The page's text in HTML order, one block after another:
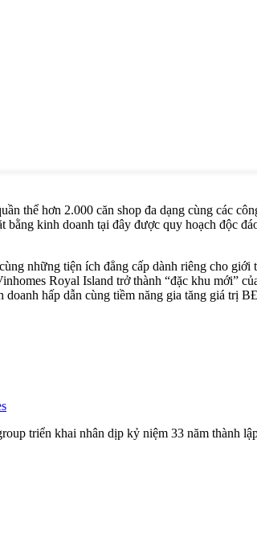
thể hơn 2.000 căn shop đa dạng cùng các
kinh doanh tại đây được quy hoạch độc
những tiện ích đẳng cấp dành riêng cho
Royal Island trở thành “đặc khu mới”
hấp dẫn cùng tiềm năng gia tăng giá trị
triển khai nhân dịp kỷ niệm 33 năm thành